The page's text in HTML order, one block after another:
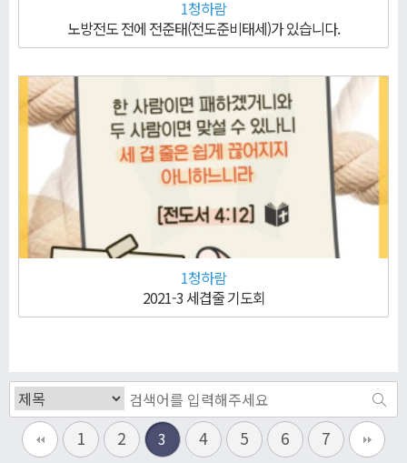
1청하람
노방전도 전에 전준태(전도준비태세)가 있습니다.
1청하람
2021-3 세겹줄 기도회
1 2 3 4 5 6 7